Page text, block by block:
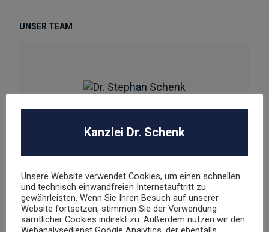
UNSER TEAM
Rechtsanwalt und Fachanwalt für gewerblichen
EMAIL sschenk@dr-schenk.net
TEL 0421 566 38 780
Kanzlei Dr. Schenk
Unsere Website verwendet Cookies, um einen schnellen
und technisch einwandfreien Internetauftritt zu
gewährleisten. Wenn Sie Ihren Besuch auf unserer
Website fortsetzen, stimmen Sie der Verwendung
sämtlicher Cookies indirekt zu. Außerdem nutzen wir den